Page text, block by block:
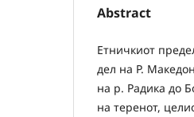
Abstract
Етничкиот
дел на Р.
на р. Радика до
на теренот,